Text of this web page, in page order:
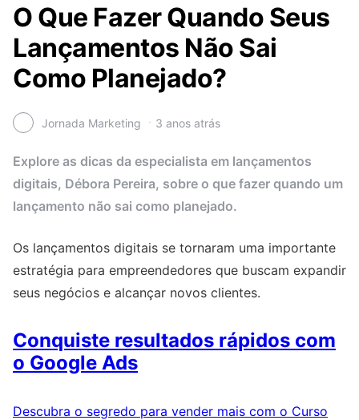
O Que Fazer Quando Seus
Lançamentos Não Sai
Como Planejado?
Jornada Marketing 3 anos atrás
Explore as dicas da especialista em lançamentos
digitais, Débora Pereira, sobre o que fazer quando um
lançamento não sai como planejado.
Os lançamentos digitais se tornaram uma importante
estratégia para empreendedores que buscam expandir
seus negócios e alcançar novos clientes.
Conquiste resultados rápidos com
o Google Ads
Descubra o segredo para vender mais com o Curso